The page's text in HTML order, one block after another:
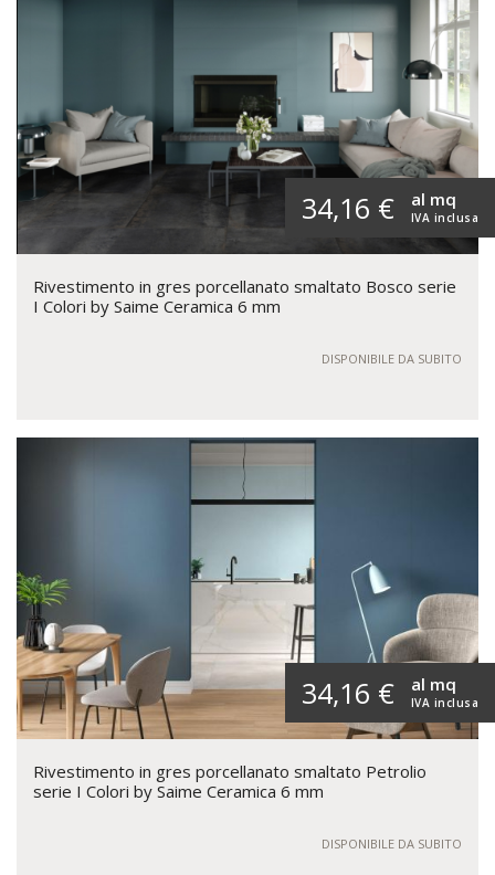
34,16 € IVA inclusa
al mq
Rivestimento in gres porcellanato smaltato Bosco serie
I Colori by Saime Ceramica 6 mm
DISPONIBILE DA SUBITO
34,16 € IVA inclusa
al mq
Rivestimento in gres porcellanato smaltato Petrolio
serie I Colori by Saime Ceramica 6 mm
DISPONIBILE DA SUBITO